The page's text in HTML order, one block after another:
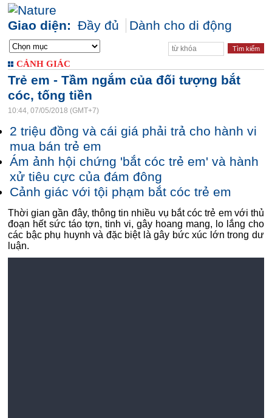
Giao diện: Đầy đủ Dành cho di động
CẢNH GIÁC
Trẻ em - Tầm ngắm của đối tượng bắt
cóc, tống tiền
10:44, 07/05/2018 (GMT+7)
2 triệu đồng và cái giá phải trả cho hành vi
mua bán trẻ em
Ám ảnh hội chứng 'bắt cóc trẻ em' và hành
xử tiêu cực của đám đông
Cảnh giác với tội phạm bắt cóc trẻ em
Thời gian gần đây, thông tin nhiều vụ bắt cóc trẻ em với thủ
đoạn hết sức táo tợn, tinh vi, gây hoang mang, lo lắng cho
các bậc phụ huynh và đặc biệt là gây bức xúc lớn trong dư
luận.